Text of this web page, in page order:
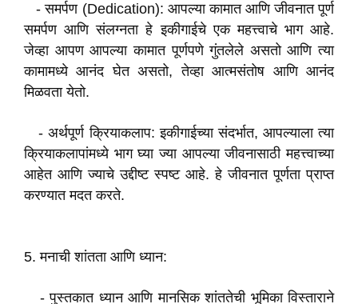
- समर्पण (Dedication): आपल्या कामात आणि जीवनात पूर्ण
समर्पण आणि संलग्नता हे इकीगाईचे एक महत्त्वाचे भाग आहे.
जेव्हा आपण आपल्या कामात पूर्णपणे गुंतलेले असतो आणि त्या
कामामध्ये आनंद घेत असतो, तेव्हा आत्मसंतोष आणि आनंद
मिळवता येतो.
- अर्थपूर्ण क्रियाकलाप: इकीगाईच्या संदर्भात, आपल्याला त्या
क्रियाकलापांमध्ये भाग घ्या ज्या आपल्या जीवनासाठी महत्त्वाच्या
आहेत आणि ज्याचे उद्दीष्ट स्पष्ट आहे. हे जीवनात पूर्णता प्राप्त
करण्यात मदत करते.
5. मनाची शांतता आणि ध्यान:
- पुस्तकात ध्यान आणि मानसिक शांततेची भूमिका विस्ताराने